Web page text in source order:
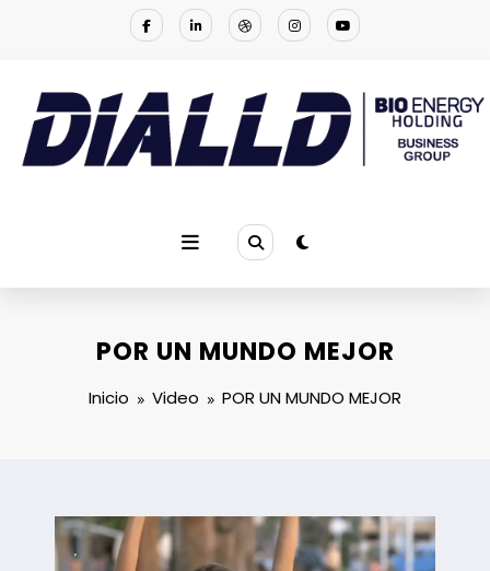
solución a los problemas ambientales
POR UN MUNDO MEJOR
Inicio Video POR UN MUNDO MEJOR